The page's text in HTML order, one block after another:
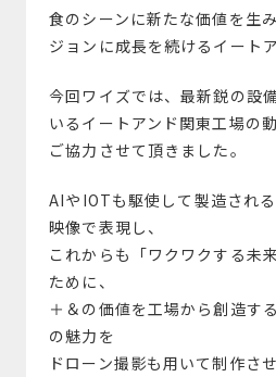
食のシーンに新たな価値を生
ジョンに成長を続けるイート
今回ワイズでは、最新鋭の設
いるイートアンド関東工場の
ご協力させて頂きました。
AIやIOTも駆使して製造され
映像で表現し、
これからも「ワクワクする未
ために、
＋＆の価値を工場から創造す
の魅力を
ドローン撮影も用いて制作さ